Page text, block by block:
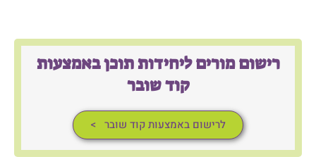
רישום מורים ליחידות תוכן באמצעות
קוד שובר
לרישום באמצעות קוד שובר >